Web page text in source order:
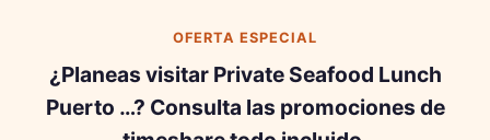
OFERTA ESPECIAL
¿Planeas visitar Private Seafood Lunch
Puerto …? Consulta las promociones de